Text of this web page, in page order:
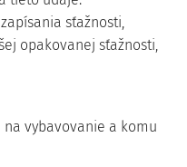
sťažnosti,
opakovanej sťažnosti,
vybavovanie a komu